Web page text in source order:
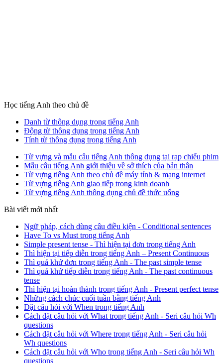
Học tiếng Anh theo chủ đề
Danh từ thông dụng trong tiếng Anh
Động từ thông dụng trong tiếng Anh
Tính từ thông dụng trong tiếng Anh
Từ vựng và mẫu câu tiếng Anh thông dụng tại rạp chiếu phim
Mẫu câu tiếng Anh giới thiệu về sở thích của bản thân
Từ vựng tiếng Anh theo chủ đề máy tính & mạng internet
Từ vựng tiếng Anh giao tiếp trong kinh doanh
Từ vựng tiếng Anh thông dụng chủ đề thức uống
Bài viết mới nhất
Ngữ pháp, cách dùng câu điều kiện - Conditional sentences
Have To vs Must trong tiếng Anh
Simple present tense - Thì hiện tại đơn trong tiếng Anh
Thì hiện tại tiếp diễn trong tiếng Anh – Present Continuous
Thì quá khứ đơn trong tiếng Anh - The past simple tense
Thì quá khứ tiếp diễn trong tiếng Anh - The past continuous
tense
Thì hiện tại hoàn thành trong tiếng Anh - Present perfect tense
Những cách chúc cuối tuần bằng tiếng Anh
Đặt câu hỏi với When trong tiếng Anh
Cách đặt câu hỏi với What trong tiếng Anh - Seri câu hỏi Wh
questions
Cách đặt câu hỏi với Where trong tiếng Anh - Seri câu hỏi
Wh questions
Cách đặt câu hỏi với Who trong tiếng Anh - Seri câu hỏi Wh
questions